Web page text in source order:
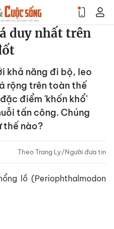
duy nhất trên
khả năng đi bộ, leo
rộng trên toàn thế
điểm 'khốn khổ'
tấn công. Chúng
thế nào?
Theo Trang Ly/Người đưa tin
lồ (Periophthalmodon